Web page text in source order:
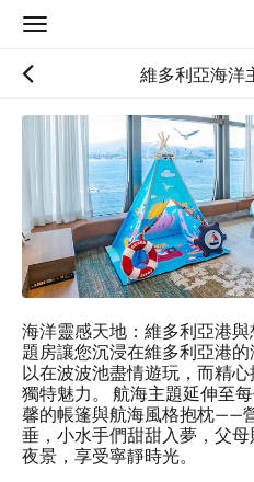
Toggle
維多利亞海洋
以
下
是
切
換
檢
視。
向
左
或
向
右
滑
動，
海洋靈感天地：維多利亞港
題房讓您沉浸在維多利亞港
以在波波池盡情遊玩，而精
獨特魅力。 航海主題延伸至
馨的帳篷與航海風格抱枕——
垂，小水手們甜甜入夢，父
夜景，享受寧靜時光。